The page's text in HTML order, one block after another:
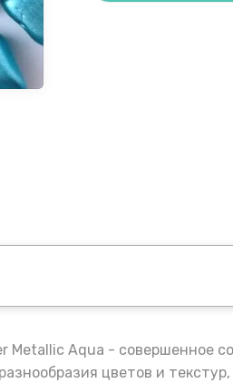
Aqua - совершенное
цветов и